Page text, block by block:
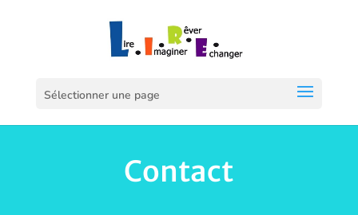
Sélectionner une page
Contact